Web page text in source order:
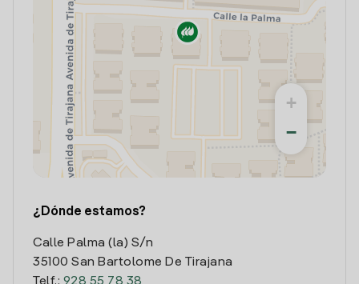
+
−
¿Dónde estamos?
Calle Palma (la) S/n
35100 San Bartolome De Tirajana